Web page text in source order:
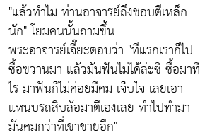
"แล้วทำไม ท่านอาจารย์ถึงชอบตีเหล็ก
นัก" โยมคนนั้นถามขึ้น ..
พระอาจารย์เจี๊ยะตอบว่า "ทีแรกเราก็ไป
ซื้อขวานมา แล้วมันฟันไม่ได้ล่ะซิ ซื้อมาที
ไร มาฟันก็ไม่ค่อยมีคม เจ็บใจ เลยเอา
แหนบรถสิบล้อมาตีเองเลย ทำไปทำมา
มันคมกว่าที่เขาขายอีก"